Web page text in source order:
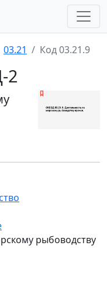
03.21 Код 03.21.9
2
рыбоводству